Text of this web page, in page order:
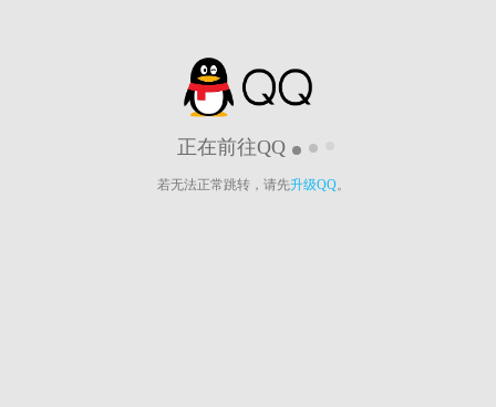
正在前往QQ
若无法正常跳转，请先升级QQ。